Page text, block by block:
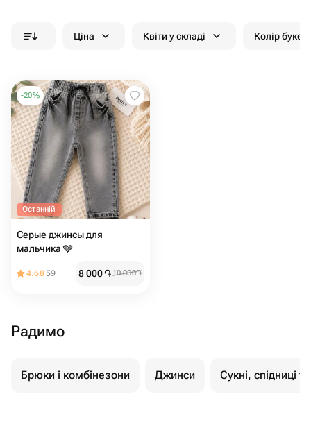
Ціна Квіти у складі Колір
-20%
Останній
Серые джинсы для
мальчика 🩶
4.6859 8 000֏10 000֏
Радимо
Брюки і комбінезони Джинси Сукні, спідниці